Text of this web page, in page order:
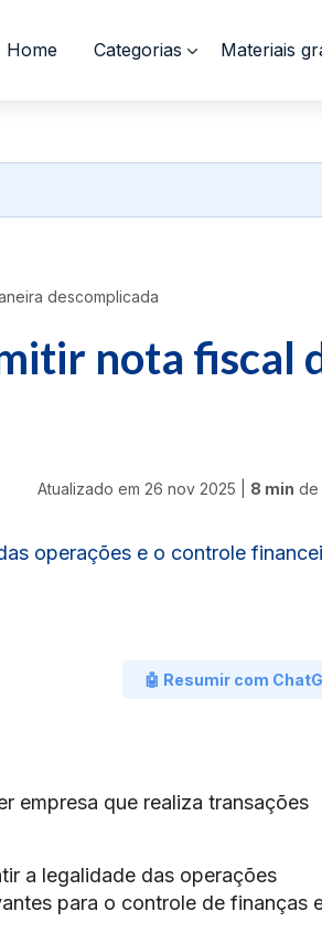
Home Categorias Materiais
descomplicada
nota fiscal
Atualizado em 26 nov 2025 8 min de
operações e o controle
🤖 Resumir com
empresa que realiza transações
a legalidade das operações
para o controle de finanças